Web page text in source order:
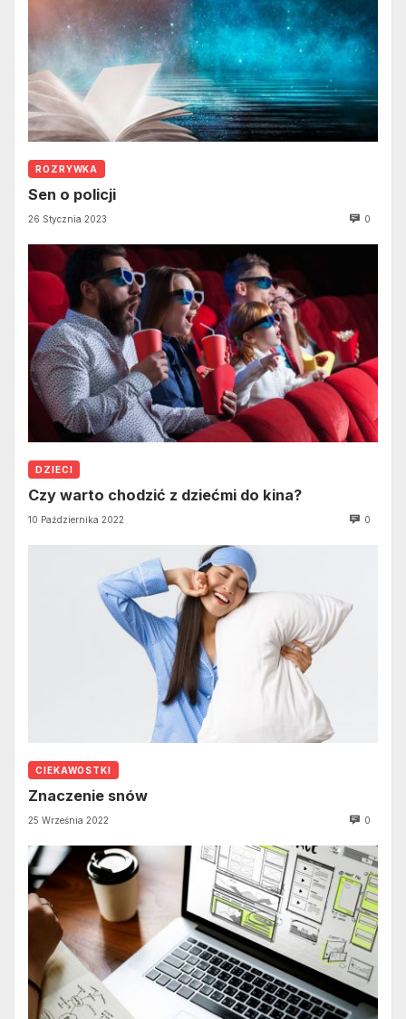
ROZRYWKA
Sen o policji
26 Stycznia 2023 0
DZIECI
Czy warto chodzić z dziećmi do kina?
10 Października 2022 0
CIEKAWOSTKI
Znaczenie snów
25 Września 2022 0